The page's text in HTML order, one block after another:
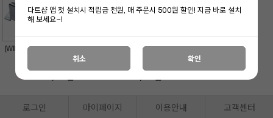
[WINMAU] DELUXE DART
24
[D.CRAFT] DARTBOARD
10 2,000
로그인 마이페이지 이용안내 고객센터
다트샵 앱 첫 설치시 적립금 천원, 매 주문시 500원 할인! 지금 바로 설치
해 보세요~!
취소 확인